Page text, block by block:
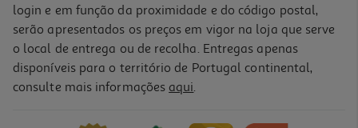
-20%
Bolachas My Family Abvgdka 250g
login e em função da proximidade e do código postal,
serão apresentados os preços em vigor na loja que serve
o local de entrega ou de recolha. Entregas apenas
disponíveis para o território de Portugal continental,
consulte mais informações aqui.